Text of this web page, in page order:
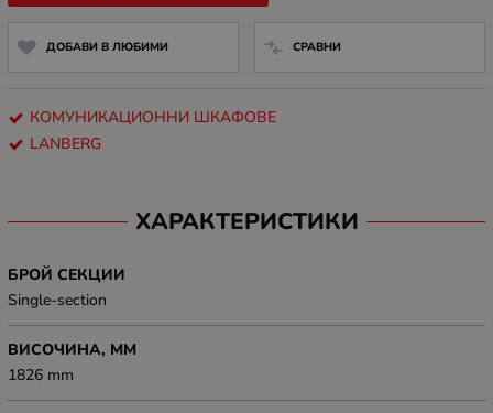
ДОБАВИ В ЛЮБИМИ СРАВНИ
КОМУНИКАЦИОННИ ШКАФОВЕ
LANBERG
ХАРАКТЕРИСТИКИ
БРОЙ СЕКЦИИ
Single-section
ВИСОЧИНА, MM
1826 mm